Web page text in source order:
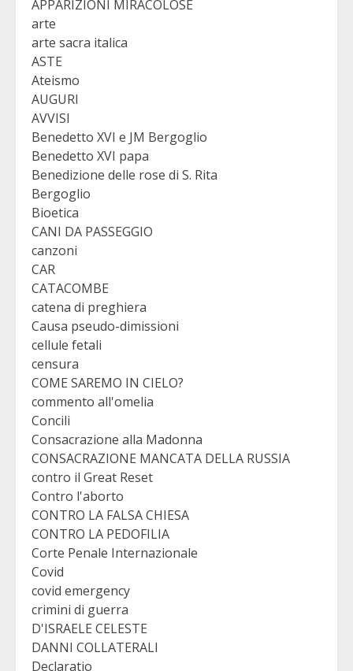
APPARIZIONI MIRACOLOSE
arte
arte sacra italica
ASTE
Ateismo
AUGURI
AVVISI
Benedetto XVI e JM Bergoglio
Benedetto XVI papa
Benedizione delle rose di S. Rita
Bergoglio
Bioetica
CANI DA PASSEGGIO
canzoni
CAR
CATACOMBE
catena di preghiera
Causa pseudo-dimissioni
cellule fetali
censura
COME SAREMO IN CIELO?
commento all'omelia
Concili
Consacrazione alla Madonna
CONSACRAZIONE MANCATA DELLA RUSSIA
contro il Great Reset
Contro l'aborto
CONTRO LA FALSA CHIESA
CONTRO LA PEDOFILIA
Corte Penale Internazionale
Covid
covid emergency
crimini di guerra
D'ISRAELE CELESTE
DANNI COLLATERALI
Declaratio